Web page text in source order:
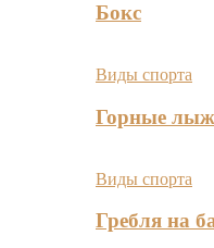
Бокс
Виды спорта
Горные
Виды спорта
Гребля на